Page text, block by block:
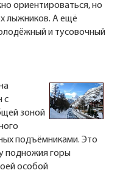
ориентироваться, но
лыжников. А ещё
и тусовочный
с
зоной
подъёмниками. Это
подножия горы
особой